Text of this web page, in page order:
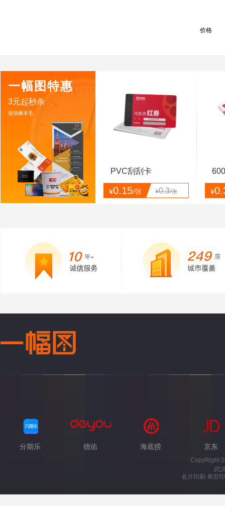
价格
一幅图特惠
3元起秒杀
使劲薅羊毛
PVC刮刮卡
¥0.15/张 ¥0.3/张 ¥
分期乐 德佑 海底捞 京东
CopyRight
武
名片印刷 单页